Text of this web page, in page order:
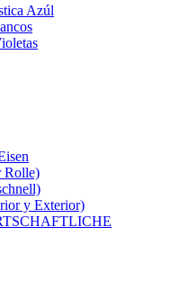
Azúl
Rolle)
y Exterior)